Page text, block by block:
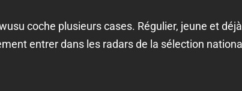
coche plusieurs cases. Régulier, jeune et
entrer dans les radars de la sélection